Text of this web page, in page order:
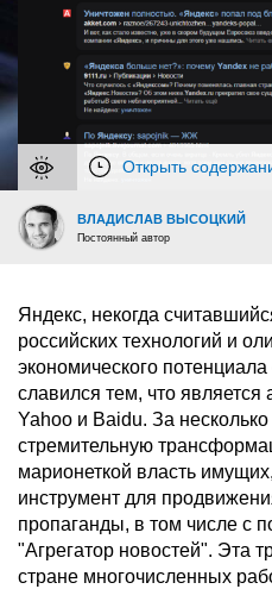
Открыть
ВЛАДИСЛАВ ВЫСОЦКИЙ
Постоянный автор
Яндекс, некогда
российских технологий и
экономического
славился тем, что является
Yahoo и Baidu. За
стремительную
марионеткой власть
инструмент для
пропаганды, в том числе с
"Агрегатор новостей". Эта
стране многочисленных